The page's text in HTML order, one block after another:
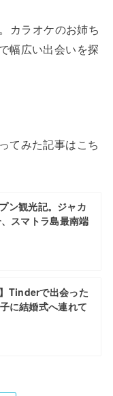
カラオケのお姉ち
幅広い出会いを探
てみた記事はこち
ン観光記。ジャカ
スマトラ島最南端
】Tinderで出会った
に結婚式へ連れて